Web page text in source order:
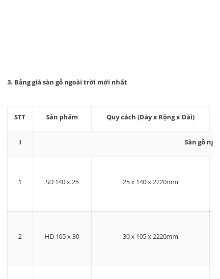
3. Bảng giá sàn gỗ ngoài trời mới nhất
STT Sản phẩm Quy cách (Dày x Rộng x Dài)
I Sàn gỗ
1 SD 140 x 25 25 x 140 x 2220mm
2 HD 105 x 30 30 x 105 x 2220mm